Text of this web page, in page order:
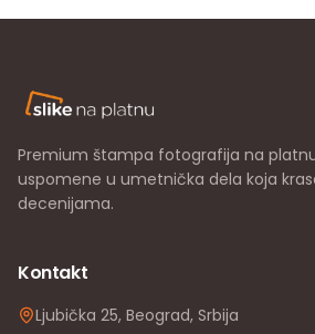
Premium štampa fotografija na
uspomene u umetnička dela koja
decenijama.
Kontakt
Ljubička 25, Beograd, Srbija